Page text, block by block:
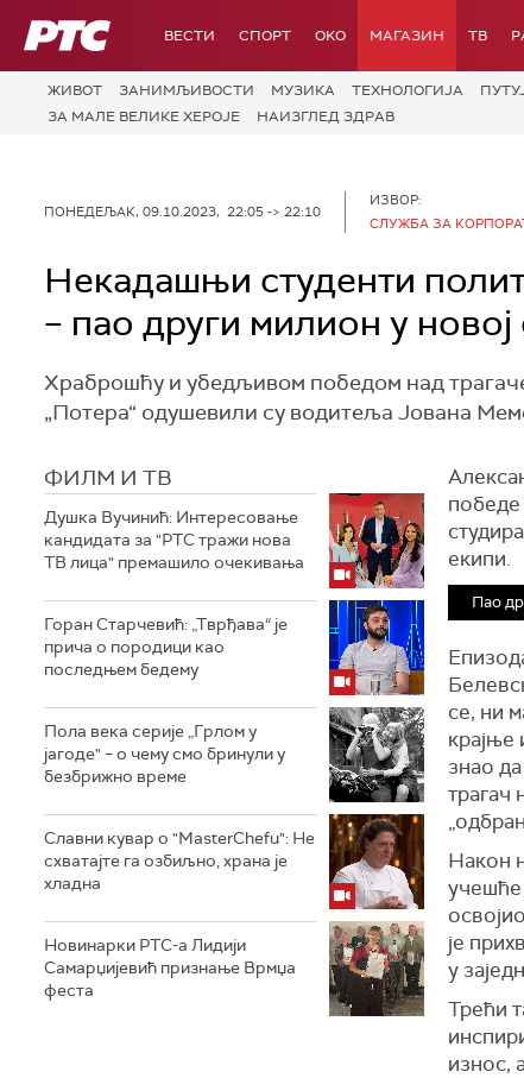
РТС ВЕСТИ СПОРТ OKO МАГАЗИН ТВ
ЖИВОТ ЗАНИМЉИВОСТИ МУЗИКА ТЕХНОЛОГИЈA
ЗА МАЛЕ ВЕЛИКЕ ХЕРОЈЕ
НАИЗГЛЕД ЗДРАВ
ПОНЕДЕЉАК, 09.10.2023, 22:05 -> 22:10
ИЗВОР:
СЛУЖБА ЗА
Некадашњи студенти
– пао други милион у новој
Храброшћу и убедљивом победом над
„Потера“ одушевили су водитеља Јована
ФИЛМ И ТВ
Душка Вучинић: Интересовање
кандидата за "РТС тражи нова
ТВ лица" премашило очекивања
Горан Старчевић: „Тврђава“ је
прича о породици као
последњем бедему
Пола века серије „Грлом у
јагоде" – о чему смо бринули у
безбрижно време
Славни кувар о "MasterChefu": Не
схватајте га озбиљно, храна је
хладна
Новинарки РТС-а Лидији
Самарџијевић признање Врмџа
феста
победе
екипи.
Пао
се, ни
крајње
знао
трагач
Након
учешће
је
у
Трећи
износ,